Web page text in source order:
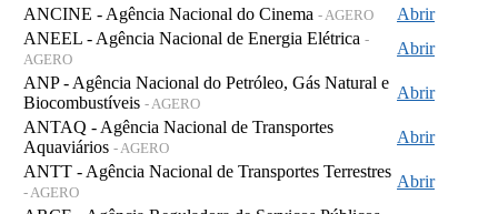
ANCINE - Agência Nacional do Cinema - AGERO
Abrir
ANEEL - Agência Nacional de Energia Elétrica -
AGERO
Abrir
ANP - Agência Nacional do Petróleo, Gás Natural e
Biocombustíveis - AGERO
Abrir
ANTAQ - Agência Nacional de Transportes
Aquaviários - AGERO
Abrir
ANTT - Agência Nacional de Transportes Terrestres
- AGERO
Abrir